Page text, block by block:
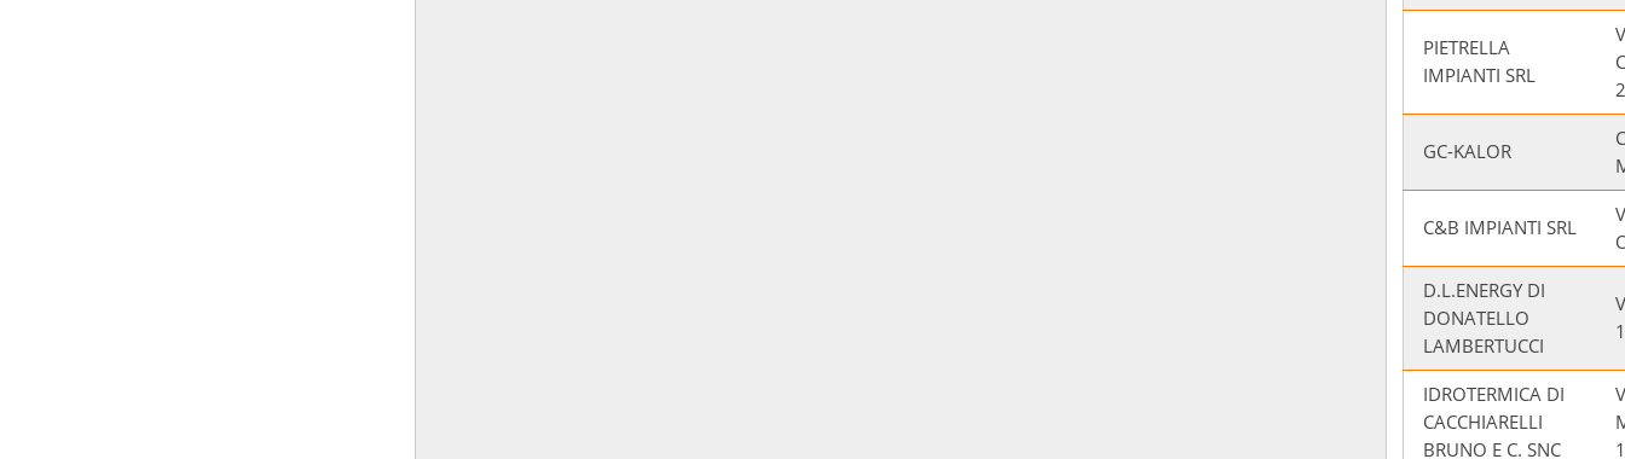
PIETRELLA
IMPIANTI SRL
GC-KALOR
C&B IMPIANTI SRL
D.L.ENERGY DI
DONATELLO
LAMBERTUCCI
IDROTERMICA DI
CACCHIARELLI
BRUNO E C. SNC